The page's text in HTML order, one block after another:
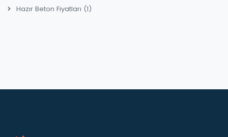
Hazır Beton Fiyatları (1)